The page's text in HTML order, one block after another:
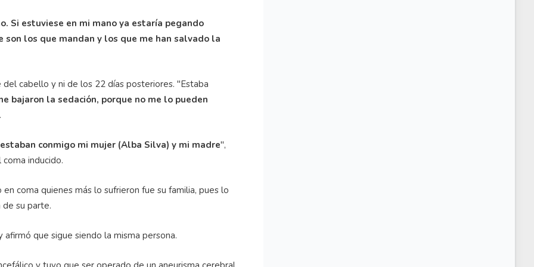
Si estuviese en mi mano ya estaría pegando
los que mandan y los que me han salvado la
cabello y ni de los 22 días posteriores. "Estaba
bajaron la sedación, porque no me lo pueden
.
conmigo mi mujer (Alba Silva) y mi madre",
inducido.
coma quienes más lo sufrieron fue su familia, pues lo
su parte.
afirmó que sigue siendo la misma persona.